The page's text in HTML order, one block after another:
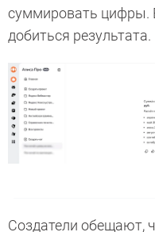
суммировать цифры.
добиться результата.
Создатели обещают,